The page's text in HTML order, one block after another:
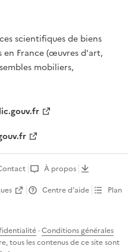
scientifiques de biens
en France (œuvres d'art,
mobiliers,
À propos
Centre d’aide
Plan
·Conditions générales
tous les contenus de ce site sont